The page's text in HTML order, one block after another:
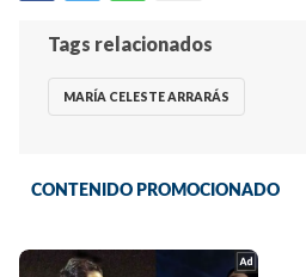
Tags relacionados
MARÍA CELESTE ARRARÁS